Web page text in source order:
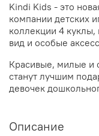
Kindi Kids - это
компании детских
коллекции 4
вид и особые
Красивые, милые и
станут лучшим
девочек
Описание